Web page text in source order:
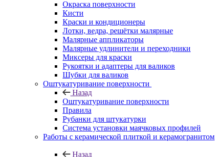
Окраска поверхности
Кисти
Краски и кондиционеры
Лотки, ведра, решётки малярные
Малярные аппликаторы
Малярные удлинители и переходники
Миксеры для краски
Рукоятки и адаптеры для валиков
Шубки для валиков
Оштукатуривание поверхности
Назад
Оштукатуривание поверхности
Правила
Рубанки для штукатурки
Система установки маячковых профилей
Работы с керамической плиткой и керамогранитом
Назад